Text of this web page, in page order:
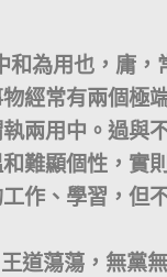
用也，庸，
經常有兩個極
兩用中。過與
難顯個性，實
作、學習，但
道蕩蕩，無黨